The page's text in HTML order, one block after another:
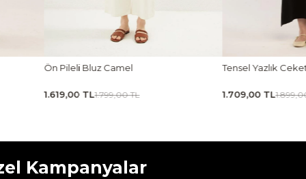
Tensel Yazlık Ceket Siyah
1.709,00 TL1.899,00 TL
Tensel Jile Elbise
1.979,00 TL2.199,00
Kampanyalar